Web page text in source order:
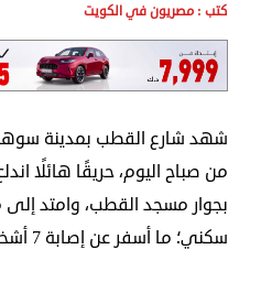
الدبلوماسية
مجلس
الصحفيون
المصريون
كتب : مصريون في الكويت
شهد شارع القطب بمدينة
من صباح اليوم، حريقًا هائلًا
بجوار مسجد القطب، وامتد
سكني؛ ما أسفر عن إصابة 7 أشخاص باختناق.